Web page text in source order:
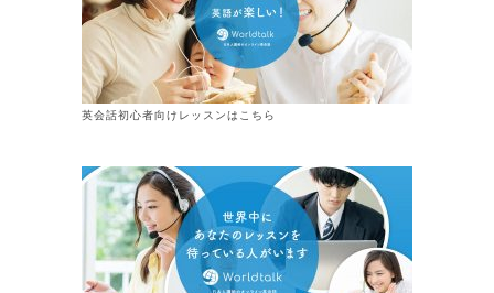
英会話初心者向けレッスンはこちら